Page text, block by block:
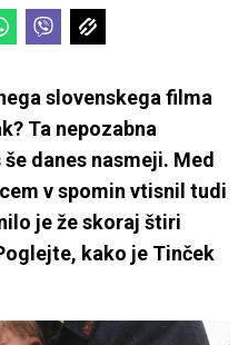
slovenskega filma
Ta nepozabna
danes nasmeji. Med
v spomin vtisnil tudi
je že skoraj štiri
kako je Tinček